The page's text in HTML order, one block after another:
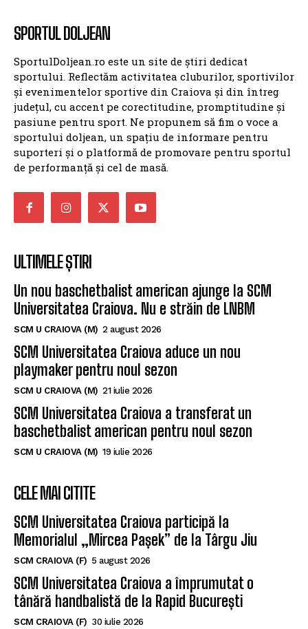
SPORTUL DOLJEAN
SportulDoljean.ro este un site de știri dedicat
sportului. Reflectăm activitatea cluburilor, sportivilor
și evenimentelor sportive din Craiova și din întreg
județul, cu accent pe corectitudine, promptitudine și
pasiune pentru sport. Ne propunem să fim o voce a
sportului doljean, un spațiu de informare pentru
suporteri și o platformă de promovare pentru sportul
de performanță și cel de masă.
ULTIMELE ȘTIRI
Un nou baschetbalist american ajunge la SCM
Universitatea Craiova. Nu e străin de LNBM
SCM U CRAIOVA (M) 2 august 2026
SCM Universitatea Craiova aduce un nou
playmaker pentru noul sezon
SCM U CRAIOVA (M) 21 iulie 2026
SCM Universitatea Craiova a transferat un
baschetbalist american pentru noul sezon
SCM U CRAIOVA (M) 19 iulie 2026
CELE MAI CITITE
SCM Universitatea Craiova participă la
Memorialul „Mircea Pașek” de la Târgu Jiu
SCM CRAIOVA (F) 5 august 2026
SCM Universitatea Craiova a împrumutat o
tânără handbalistă de la Rapid București
SCM CRAIOVA (F) 30 iulie 2026